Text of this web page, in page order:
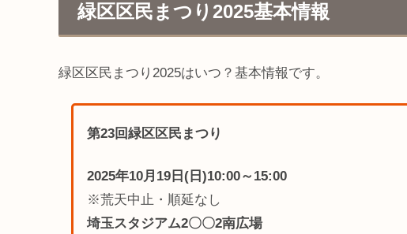
緑区区民まつり2025基本情報
緑区区民まつり2025はいつ？基本情報です。
第23回緑区区民まつり
2025年10月19日(日)10:00～15:00
※荒天中止・順延なし
埼玉スタジアム2〇〇2南広場